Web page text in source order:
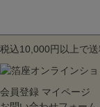
税込10,000円以上で
会員登録 マイページ